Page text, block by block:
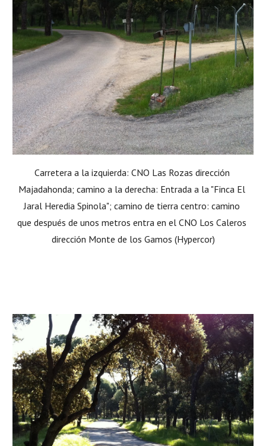
Carretera a la izquierda: CNO Las Rozas dirección
Majadahonda; camino a la derecha: Entrada a la "Finca El
Jaral Heredia Spinola"; camino de tierra centro: camino
que después de unos metros entra en el CNO Los Caleros
dirección Monte de los Gamos (Hypercor)